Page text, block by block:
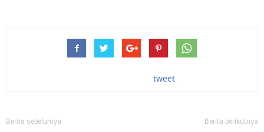
tweet
Berita sebelumya Berita berikutnya